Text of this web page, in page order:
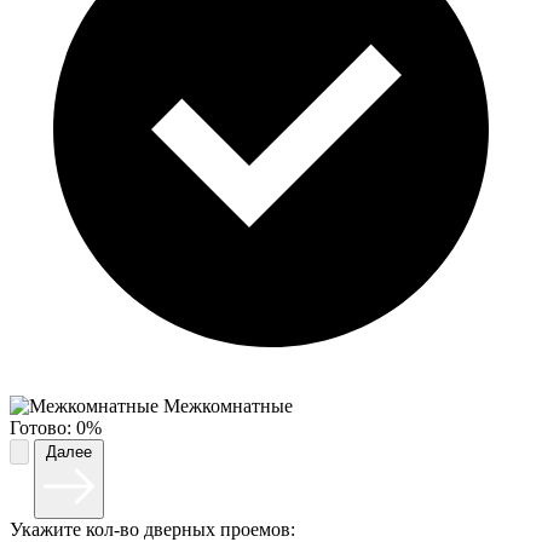
Межкомнатные
Готово: 0%
Укажите кол-во дверных проемов: